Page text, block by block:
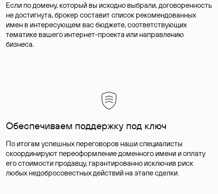
Если по домену, который вы исходно выбрали, договоренность
не достигнута, брокер составит список рекомендованных
имен в интересующем вас бюджете, соответствующих
тематике вашего интернет-проекта или направлению
бизнеса.
Обеспечиваем поддержку под ключ
По итогам успешных переговоров наши специалисты
скоординируют переоформление доменного имени и оплату
его стоимости продавцу, гарантированно исключив риск
любых недобросовестных действий на этапе сделки.